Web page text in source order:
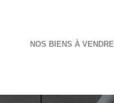
NOS BIENS À VENDRE